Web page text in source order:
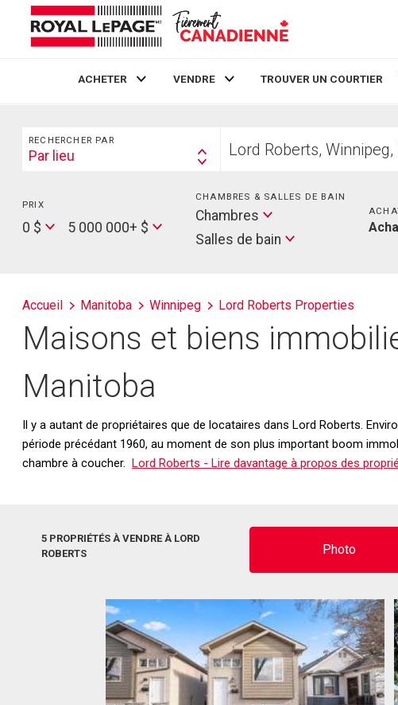
ACHETER VENDRE TROUVER UN COURTIER
Rechercher
RECHERCHER PAR
Search
Par lieu
votre
PRIX
Price
0 $
Max
5 000 000+ $
CHAMBRES & SALLES DE BAIN
Chambres
bain
Salles de bain
Accueil Manitoba Winnipeg Lord Roberts Properties
Maisons et biens
Manitoba
Il y a autant de propriétaires que de locataires dans Lord Roberts.
période précédant 1960, au moment de son plus important boom
chambre à coucher.
Lord Roberts - Lire davantage à propos des
5 PROPRIÉTÉS À VENDRE À LORD
ROBERTS
Photo